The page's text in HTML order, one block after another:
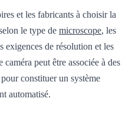
et les fabricants à choisir la
le type de microscope, les
exigences de résolution et les
peut être associée à des
constituer un système
automatisé.